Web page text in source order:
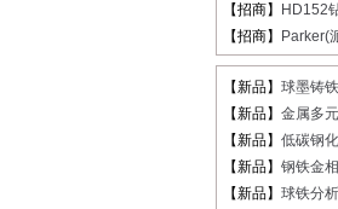
【招商】
HD152
【招商】
Parker(
【新品】 球墨铸
【新品】 金属多
【新品】 低碳钢
【新品】 钢铁金
【新品】 球铁分